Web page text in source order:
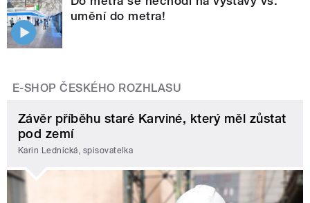
umění do metra!
E-SHOP ČESKÉHO ROZHLASU
Závěr příběhu staré Karviné, který měl zůstat
pod zemí
Karin Lednická, spisovatelka